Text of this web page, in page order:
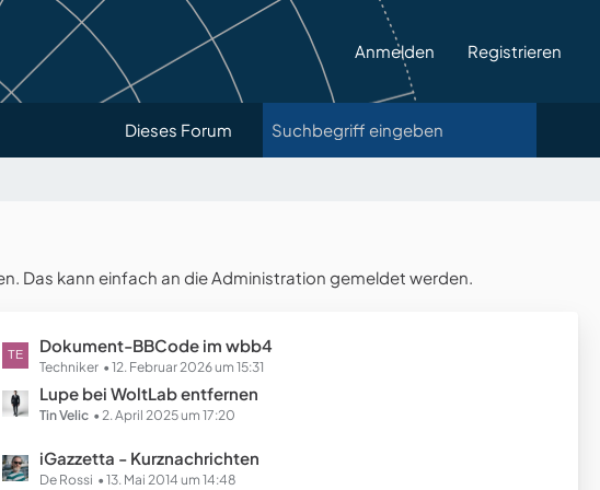
Anmelden Registrieren
Dieses Forum
Das kann einfach an die Administration gemeldet werden.
L
e
t
z
e
Dokument-BBCode im wbb4
Techniker 12. Februar 2026 um 15:31
Lupe bei WoltLab entfernen
Tin Velic 2. April 2025 um 17:20
L
e
iGazzetta - Kurznachrichten
De Rossi 13. Mai 2014 um 14:48